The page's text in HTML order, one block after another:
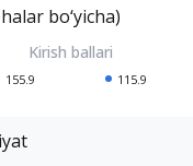
bo‘yicha)
155.9 115.9